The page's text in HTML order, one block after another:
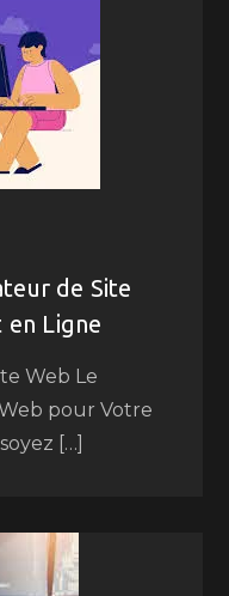
de Site
Ligne
Web Le
pour Votre
[…]